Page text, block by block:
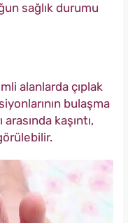
sağlık durumu
alanlarda çıplak
bulaşma
kaşıntı,